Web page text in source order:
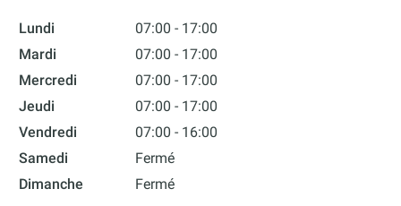
Lundi
07:00 - 17:00
Mardi
07:00 - 17:00
Mercredi
07:00 - 17:00
Jeudi
07:00 - 17:00
Vendredi
07:00 - 16:00
Samedi
Fermé
Dimanche
Fermé